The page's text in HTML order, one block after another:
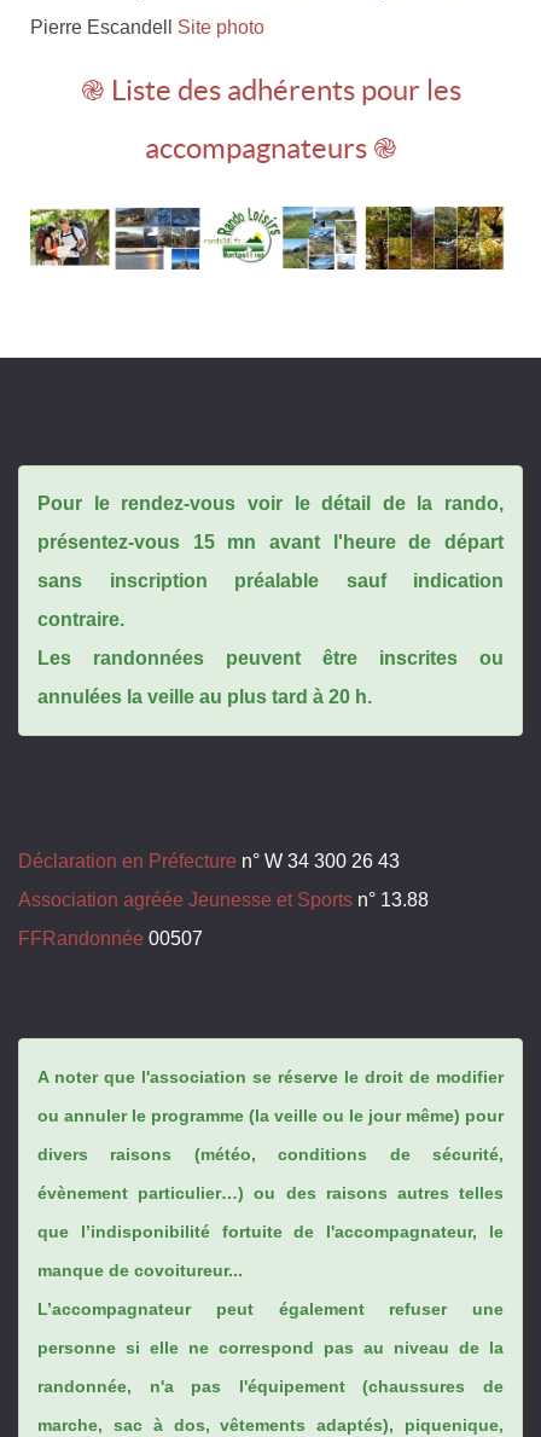
Pierre Escandell Site photo
֎ Liste des adhérents pour les
accompagnateurs ֎
Pour le rendez-vous voir le détail de la rando,
présentez-vous 15 mn avant l'heure de départ
sans inscription préalable sauf indication
contraire.
Les randonnées peuvent être inscrites ou
annulées la veille au plus tard à 20 h.
Déclaration en Préfecture n° W 34 300 26 43
Association agréée Jeunesse et Sports n° 13.88
FFRandonnée 00507
A noter que l'association se réserve le droit de modifier
ou annuler le programme (la veille ou le jour même) pour
divers raisons (météo, conditions de sécurité,
évènement particulier…) ou des raisons autres telles
que l’indisponibilité fortuite de l'accompagnateur, le
manque de covoitureur...
L’accompagnateur peut également refuser une
personne si elle ne correspond pas au niveau de la
randonnée, n'a pas l'équipement (chaussures de
marche, sac à dos, vêtements adaptés), piquenique,